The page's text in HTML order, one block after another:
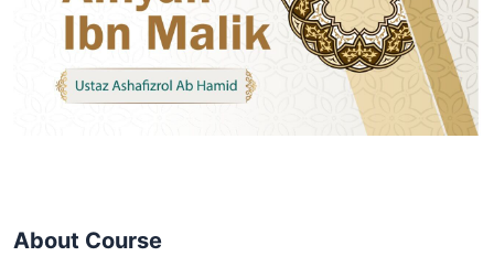
About Course